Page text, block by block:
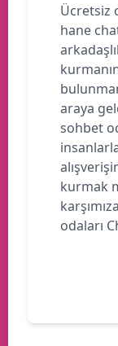
Ücretsiz
hane
araya
sohbet
kurmak
odaları